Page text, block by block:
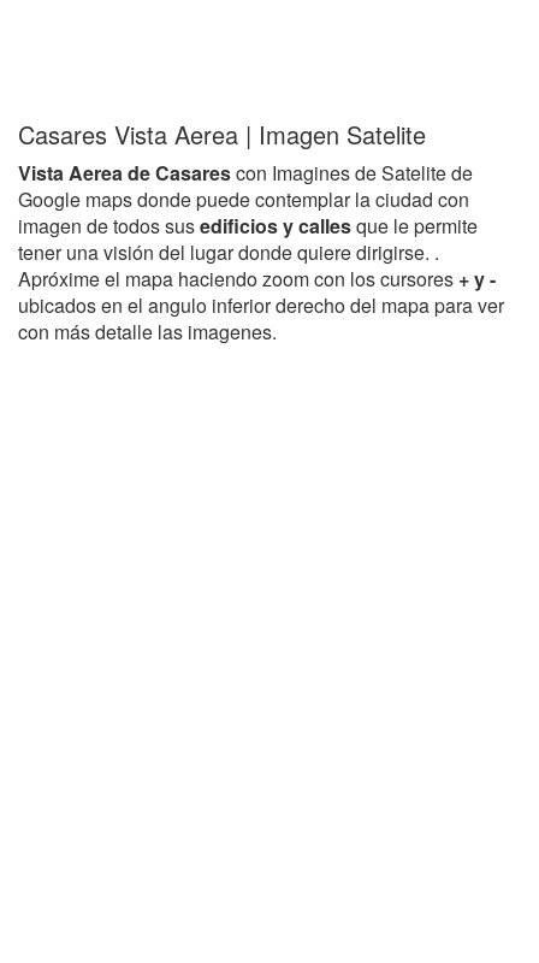
Casares Vista Aerea | Imagen Satelite
Vista Aerea de Casarescon Imagines de Satelite de
Google maps donde puede contemplar la ciudad con
imagen de todos susedificios y callesque le permite
tener una visión del lugar donde quiere dirigirse. .
Apróxime el mapa haciendo zoom con los cursores + y -
ubicados en el angulo inferior derecho del mapa para ver
con más detalle las imagenes.